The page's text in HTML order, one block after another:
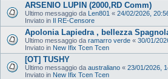
ARSENIO LUPIN (2000,RD Comm)
Ultimo messaggio da Len801 « 24/02/2026,
Inviato in Il RE-Censore
Apolonia Lapiedra , bellezza
Ultimo messaggio da ramarro verde « 30/01/
Inviato in New Ifix Tcen Tcen
[OT] TUSHY
Ultimo messaggio da australiano « 23/01/2026,
Inviato in New Ifix Tcen Tcen